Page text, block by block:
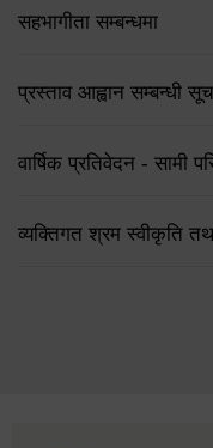
सहभागीता सम्बन्धमा
प्रस्ताव आह्वान सम्बन्धी
वार्षिक प्रतिवेदन - सामी
व्यक्तिगत श्रम स्वीकृति